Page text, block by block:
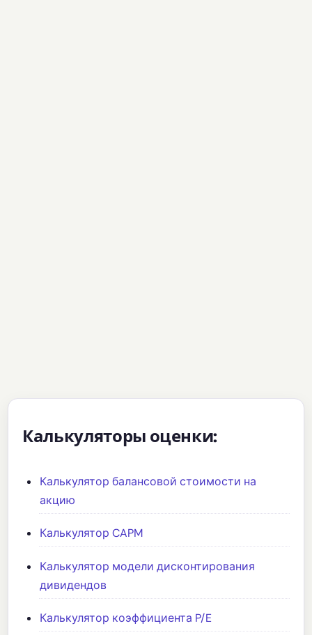
Калькуляторы оценки:
Калькулятор балансовой стоимости на
акцию
Калькулятор CAPM
Калькулятор модели дисконтирования
дивидендов
Калькулятор коэффициента P/E